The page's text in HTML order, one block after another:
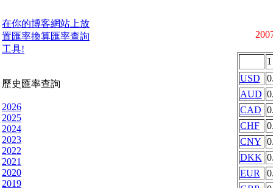
在你的博客網站上放
置匯率換算匯率查詢
工具!
歷史匯率查詢
2026
2025
2024
2023
2022
2021
2020
2019
USD
AUD
CAD
CHF
CNY
DKK
EUR